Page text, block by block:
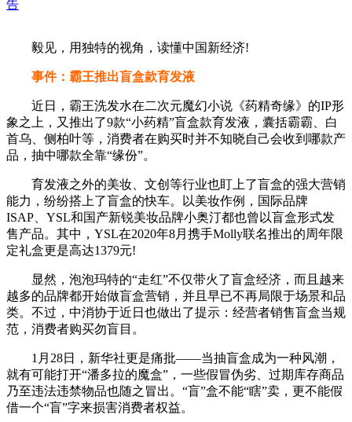
毅见，用独特的视角，读懂中国新经济!
事件：霸王推出盲盒款育发液
近日，霸王洗发水在二次元魔幻小说《药精奇缘》的IP形
象之上，又推出了9款“小药精”盲盒款育发液，囊括霸霸、白
首乌、侧柏叶等，消费者在购买时并不知晓自己会收到哪款产
品，抽中哪款全靠“缘份”。
育发液之外的美妆、文创等行业也盯上了盲盒的强大营销
能力，纷纷搭上了盲盒的快车。以美妆作例，国际品牌
ISAP、YSL和国产新锐美妆品牌小奥汀都也曾以盲盒形式发
售产品。其中，YSL在2020年8月携手Molly联名推出的周年限
定礼盒更是高达1379元!
显然，泡泡玛特的“走红”不仅带火了盲盒经济，而且越来
越多的品牌都开始做盲盒营销，并且早已不再局限于场景和品
类。不过，中消协于近日也做出了提示：经营者销售盲盒当规
范，消费者购买勿盲目。
1月28日，新华社更是痛批——当抽盲盒成为一种风潮，
就有可能打开“潘多拉的魔盒”，一些假冒伪劣、过期库存商品
乃至违法违禁物品也随之冒出。“盲”盒不能“瞎”卖，更不能假
借一个“盲”字来损害消费者权益。